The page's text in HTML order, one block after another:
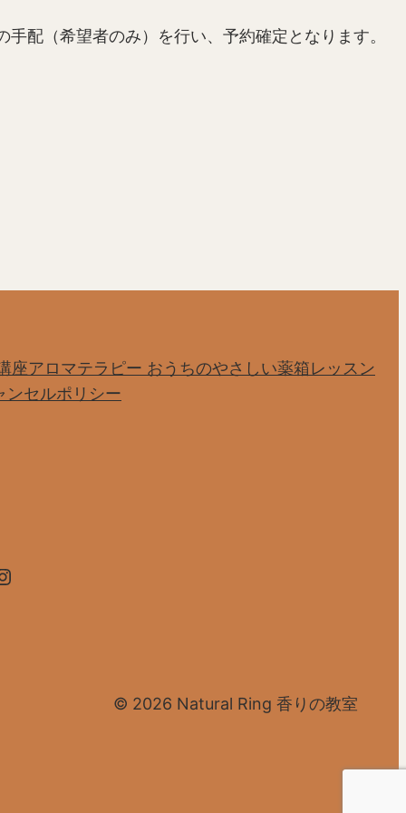
配（希望者のみ）を行い、予約確定となります。
座アロマテラピー おうちのやさしい薬箱レッスン
ンセルポリシー
© 2026 Natural Ring 香りの教室